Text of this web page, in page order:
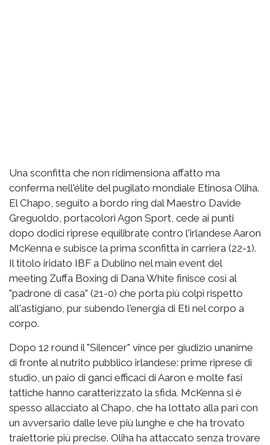
Una sconfitta che non ridimensiona affatto ma
conferma nell'élite del pugilato mondiale Etinosa Oliha.
El Chapo, seguito a bordo ring dal Maestro Davide
Greguoldo, portacolori Agon Sport, cede ai punti
dopo dodici riprese equilibrate contro l'irlandese Aaron
McKenna e subisce la prima sconfitta in carriera (22-1).
Il titolo iridato IBF a Dublino nel main event del
meeting Zuffa Boxing di Dana White finisce così al
"padrone di casa" (21-0) che porta più colpi rispetto
all'astigiano, pur subendo l'energia di Eti nel corpo a
corpo.
Dopo 12 round il "Silencer" vince per giudizio unanime
di fronte al nutrito pubblico irlandese: prime riprese di
studio, un paio di ganci efficaci di Aaron e molte fasi
tattiche hanno caratterizzato la sfida. McKenna si è
spesso allacciato al Chapo, che ha lottato alla pari con
un avversario dalle leve più lunghe e che ha trovato
traiettorie più precise. Oliha ha attaccato senza trovare